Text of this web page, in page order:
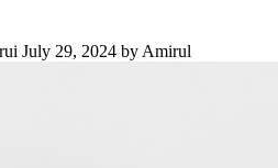
July 29, 2024 by Amirul